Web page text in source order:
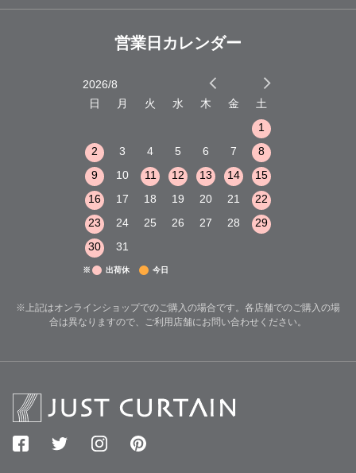
営業日カレンダー
2026/8
日
月 火 水 木 金
土
1
2
3 4 5 6 7
8
9
10 11 12 13 14
15
16
17 18 19 20 21
22
23
24 25 26 27 28
29
30
31
※ 出荷休 今日
※上記はオンラインショップでのご購入の場合です。各店舗でのご購入の場
合は異なりますので、ご利用店舗にお問い合わせください。